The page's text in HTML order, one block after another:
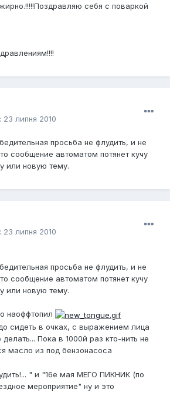
себя с поваркой
23 липня 2010
просьба не флудить, и не
сообщение автоматом потянет кучу
или новую тему.
23 липня 2010
просьба не флудить, и не
сообщение автоматом потянет кучу
или новую тему.
наоффтопил
сидеть в очках, с выражением лица
Пока в 1000й раз кто-нить не
масло из под бензонасоса
" и "16е мая МЕГО ПИКНИК (по
мероприятие" ну и это